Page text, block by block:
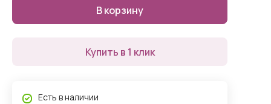
В корзину
Купить в 1 клик
Есть в наличии